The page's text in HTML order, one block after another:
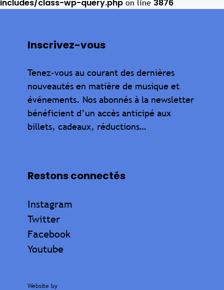
includes/class-wp-query.php on line 3876
Inscrivez-vous
Tenez-vous au courant des dernières
nouveautés en matière de musique et
événements. Nos abonnés à la newsletter
bénéficient d’un accès anticipé aux
billets, cadeaux, réductions…
Restons connectés
Instagram
Twitter
Facebook
Youtube
Website by